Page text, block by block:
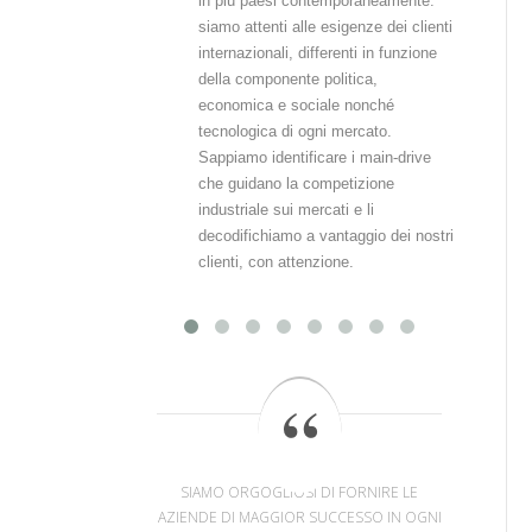
siamo attenti alle esigenze dei clienti
internazionali, differenti in funzione
della componente politica,
economica e sociale nonché
tecnologica di ogni mercato.
Sappiamo identificare i main-drive
che guidano la competizione
industriale sui mercati e li
decodifichiamo a vantaggio dei nostri
clienti, con attenzione.
SIAMO ORGOGLIOSI DI FORNIRE LE
AZIENDE DI MAGGIOR SUCCESSO IN OGNI